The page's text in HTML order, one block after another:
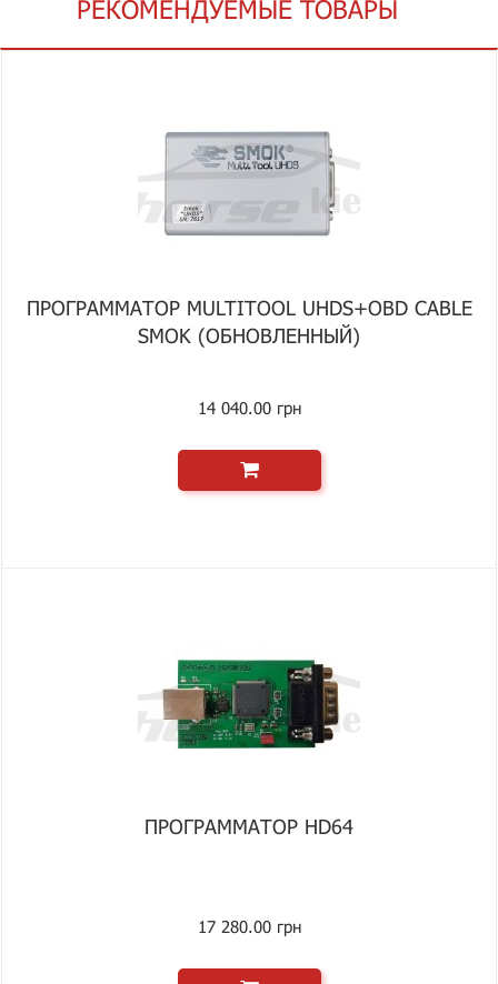
РЕКОМЕНДУЕМЫЕ ТОВАРЫ
ПРОГРАММАТОР MULTITOOL UHDS+OBD CABLE
SMOK (ОБНОВЛЕННЫЙ)
14 040.00 грн
ПРОГРАММАТОР HD64
17 280.00 грн